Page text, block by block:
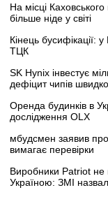
На місці
більше ніде у світі
Кінець бусифікації:
ТЦК
SK Hynix інвестує
дефіцит чипів
Оренда будинків в
дослідження OLX
мбудсмен заявив
вимагає перевірки
Виробники Patriot не
Україною: ЗМІ